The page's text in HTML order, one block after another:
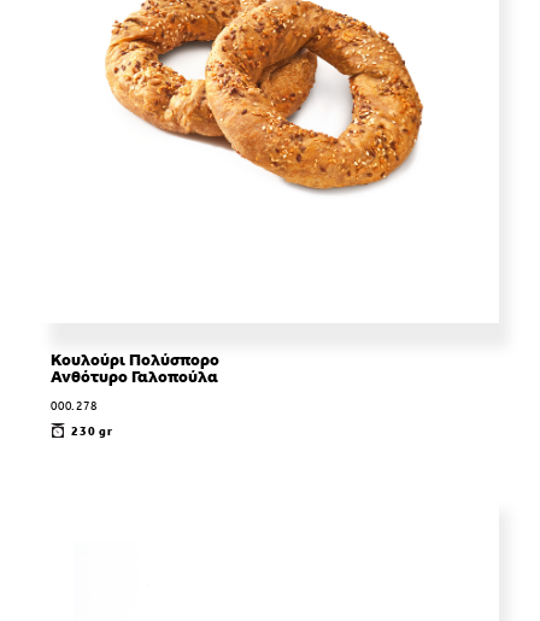
Κουλούρι Πολύσπορο
Ανθότυρο Γαλοπούλα
000.278
230 gr